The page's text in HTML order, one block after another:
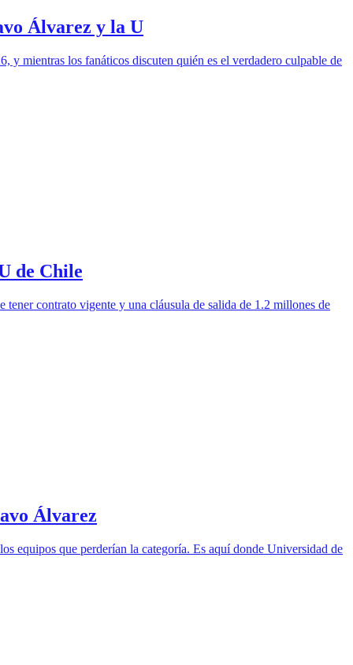
Álvarez y la U
y mientras los fanáticos discuten quién es el verdadero culpable de
de Chile
contrato vigente y una cláusula de salida de 1.2 millones de
Álvarez
equipos que perderían la categoría. Es aquí donde Universidad de